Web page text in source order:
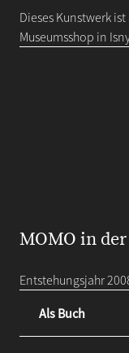
Dieses Kunstwerk
Museumsshop in
MOMO in
Entstehungsjahr
Als Buch